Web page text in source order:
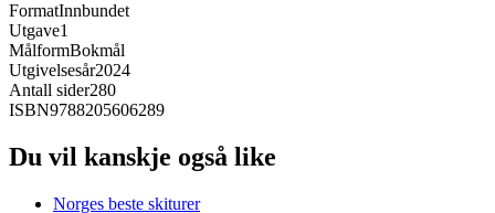
FormatInnbundet
Utgave1
MålformBokmål
Utgivelsesår2024
Antall sider280
ISBN9788205606289
Du vil kanskje også like
Norges beste skiturer